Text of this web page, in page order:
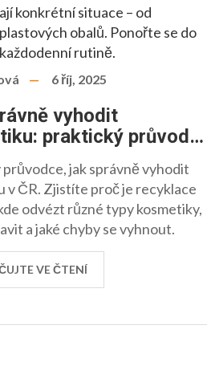
konkrétní situace – od
obalů. Ponořte se do
rutině.
6 říj, 2025
vyhodit
praktický průvodce
jak správně vyhodit
v ČR. Zjistíte proč je recyklace
odvézt různé typy kosmetiky,
a jaké chyby se vyhnout.
VE ČTENÍ